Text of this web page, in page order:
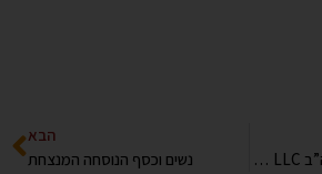
השקעה במודל קרן בארה”ב LLC – יתרונות מול חסרונות
הבא
נשים וכסף הנוסחה המנצחת